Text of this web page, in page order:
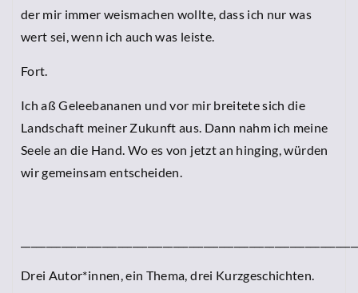
der mir immer weismachen wollte, dass ich nur was
wert sei, wenn ich auch was leiste.
Fort.
Ich aß Geleebananen und vor mir breitete sich die
Landschaft meiner Zukunft aus. Dann nahm ich meine
Seele an die Hand. Wo es von jetzt an hinging, würden
wir gemeinsam entscheiden.
Drei Autor*innen, ein Thema, drei Kurzgeschichten.